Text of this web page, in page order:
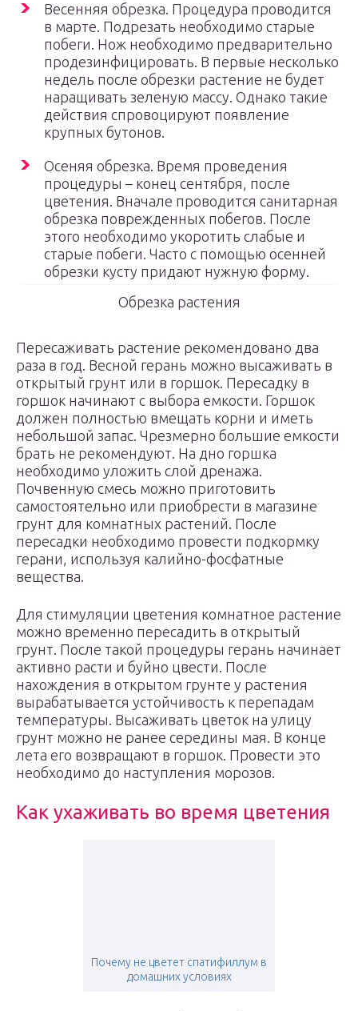
Весенняя обрезка. Процедура проводится
в марте. Подрезать необходимо старые
побеги. Нож необходимо предварительно
продезинфицировать. В первые несколько
недель после обрезки растение не будет
наращивать зеленую массу. Однако такие
действия спровоцируют появление
крупных бутонов.
Осеняя обрезка. Время проведения
процедуры – конец сентября, после
цветения. Вначале проводится санитарная
обрезка поврежденных побегов. После
этого необходимо укоротить слабые и
старые побеги. Часто с помощью осенней
обрезки кусту придают нужную форму.
Обрезка растения
Пересаживать растение рекомендовано два
раза в год. Весной герань можно высаживать в
открытый грунт или в горшок. Пересадку в
горшок начинают с выбора емкости. Горшок
должен полностью вмещать корни и иметь
небольшой запас. Чрезмерно большие емкости
брать не рекомендуют. На дно горшка
необходимо уложить слой дренажа.
Почвенную смесь можно приготовить
самостоятельно или приобрести в магазине
грунт для комнатных растений. После
пересадки необходимо провести подкормку
герани, используя калийно-фосфатные
вещества.
Для стимуляции цветения комнатное растение
можно временно пересадить в открытый
грунт. После такой процедуры герань начинает
активно расти и буйно цвести. После
нахождения в открытом грунте у растения
вырабатывается устойчивость к перепадам
температуры. Высаживать цветок на улицу
грунт можно не ранее середины мая. В конце
лета его возвращают в горшок. Провести это
необходимо до наступления морозов.
Как ухаживать во время цветения
Почему не цветет спатифиллум в
домашних условиях